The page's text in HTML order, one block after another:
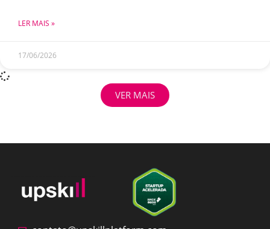
LER MAIS »
17/06/2026
VER MAIS